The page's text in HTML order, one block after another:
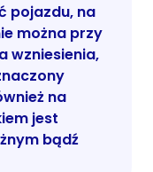
pojazdu, na
można przy
wzniesienia,
na
jest
bądź